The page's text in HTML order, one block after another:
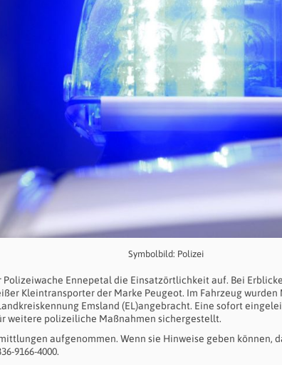
Symbolbild: Polizei
Polizeiwache Ennepetal die Einsatzörtlichkeit auf. Bei
Kleintransporter der Marke Peugeot. Im Fahrzeug
Emsland (EL)angebracht. Eine sofort
weitere polizeiliche Maßnahmen sichergestellt.
aufgenommen. Wenn sie Hinweise geben können,
9166-4000.